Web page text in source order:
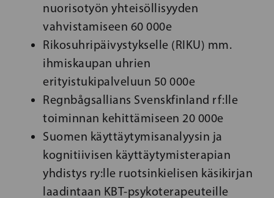
nuorisotyön yhteisöllisyyden
vahvistamiseen 60 000e
Rikosuhripäivystykselle (RIKU) mm.
ihmiskaupan uhrien
erityistukipalveluun 50 000e
Regnbågsallians Svenskfinland rf:lle
toiminnan kehittämiseen 20 000e
Suomen käyttäytymisanalyysin ja
kognitiivisen käyttäytymisterapian
yhdistys ry:lle ruotsinkielisen käsikirjan
laadintaan KBT-psykoterapeuteille